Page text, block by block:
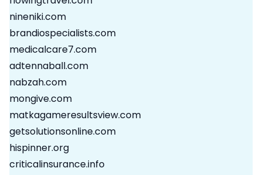
nineniki.com
brandiospecialists.com
medicalcare7.com
adtennaball.com
nabzah.com
mongive.com
matkagameresultsview.com
getsolutionsonline.com
hispinner.org
criticalinsurance.info